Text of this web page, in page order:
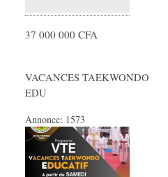
37 000 000 CFA
VACANCES TAEKWONDO
EDU
Annonce: 1573